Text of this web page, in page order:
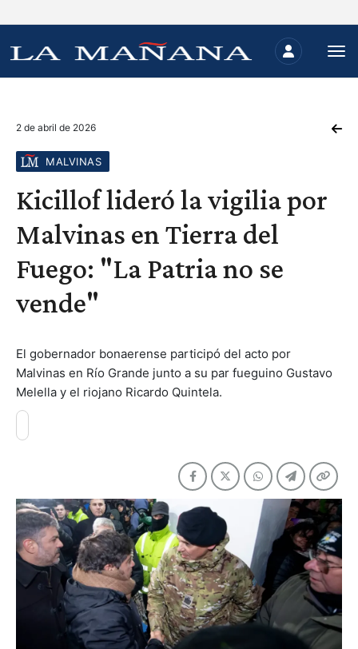
2 de abril de 2026
MALVINAS
Kicillof lideró la vigilia por
Malvinas en Tierra del
Fuego: "La Patria no se
vende"
El gobernador bonaerense participó del acto por
Malvinas en Río Grande junto a su par fueguino Gustavo
Melella y el riojano Ricardo Quintela.